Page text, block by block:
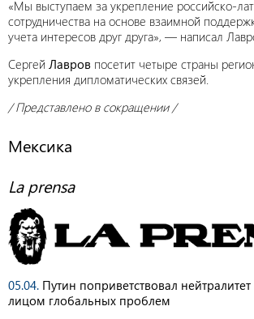
«Мы выступаем за укрепление российско-
сотрудничества на основе взаимной
учета интересов друг друга», — написал
Сергей Лавров посетит четыре страны
укрепления дипломатических связей.
/ Представлено в сокращении /
Мексика
La prensa
05.04. Путин поприветствовал
лицом глобальных проблем